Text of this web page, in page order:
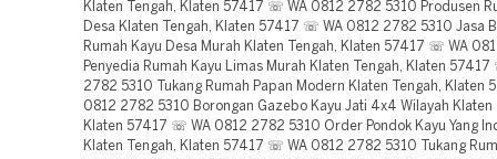
Klaten Tengah, Klaten 57417 ☏ WA 0812 2782 5310 Produsen
Desa Klaten Tengah, Klaten 57417 ☏ WA 0812 2782 5310 Jasa
Rumah Kayu Desa Murah Klaten Tengah, Klaten 57417 ☏ WA
Penyedia Rumah Kayu Limas Murah Klaten Tengah, Klaten
2782 5310 Tukang Rumah Papan Modern Klaten Tengah, Klaten
0812 2782 5310 Borongan Gazebo Kayu Jati 4x4 Wilayah Klaten
Klaten 57417 ☏ WA 0812 2782 5310 Order Pondok Kayu Yang
Klaten Tengah, Klaten 57417 ☏ WA 0812 2782 5310 Tukang